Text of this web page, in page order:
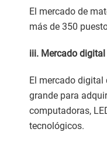
El mercado de
más de 350
iii. Mercado digital
El mercado digital
grande para
computadoras,
tecnológicos.